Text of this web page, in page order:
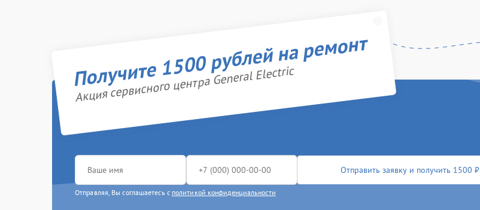
Получите 1500 рублей на ремонт
Акция сервисного центра General Electric
Отправить заявку и получить 1500 ₽
Отправляя, Вы соглашаетесь с политикой конфиденциальности